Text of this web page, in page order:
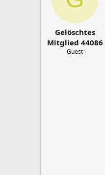
Gelöschtes
Mitglied 44086
Guest